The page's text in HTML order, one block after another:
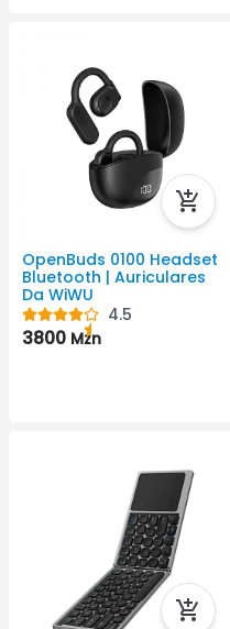
OpenBuds 0100 Headset
Bluetooth | Auriculares
Da WiWU
4.5
3800 Mzn